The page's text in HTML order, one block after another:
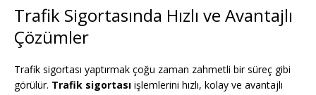
Trafik Sigortasında Hızlı ve Avantajlı
Çözümler
Trafik sigortası yaptırmak çoğu zaman zahmetli bir süreç gibi
görülür. Trafik sigortası işlemlerini hızlı, kolay ve avantajlı